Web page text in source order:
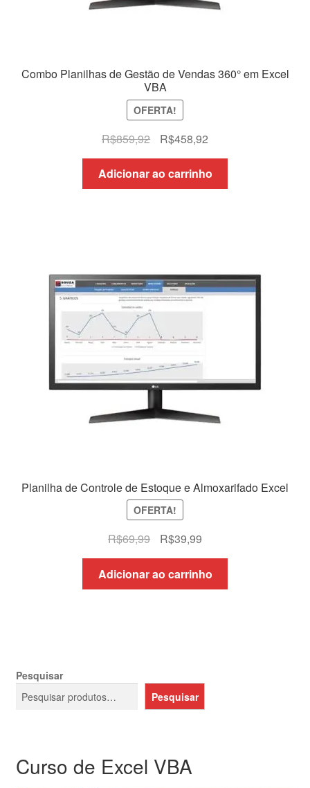
Combo Planilhas de Gestão de Vendas 360° em Excel
VBA
OFERTA!
R$859,92
O
preço
original
era:
R$458,92O
preço
atual
é:
Adicionar ao carrinho
Planilha de Controle de Estoque e Almoxarifado Excel
OFERTA!
R$69,99
O
preço
original
era:
R$39,99O
preço
atual
é:
Adicionar ao carrinho
Pesquisar
Pesquisar
Curso de Excel VBA